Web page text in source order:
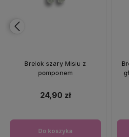
Brelok szary Misiu z
pomponem
24,90 zł
Do koszyka